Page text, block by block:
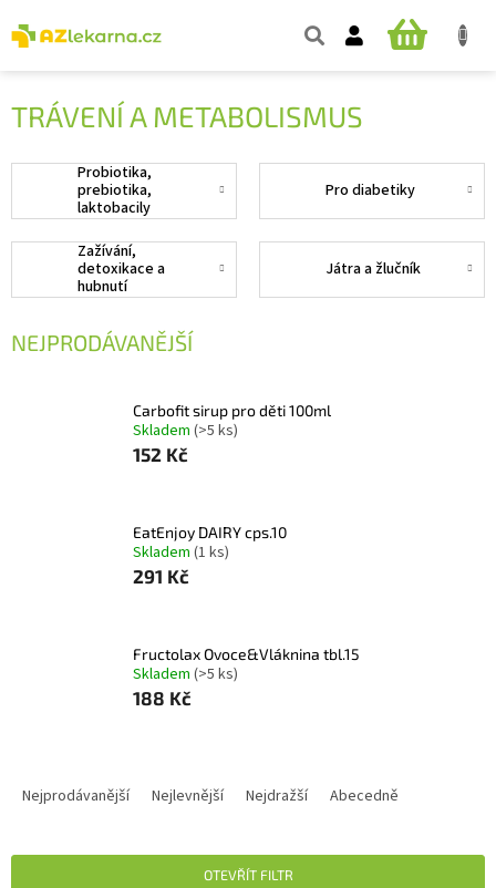
na
obsah
NÁKUPNÍ
TRÁVENÍ A METABOLISMUS
Probiotika,
prebiotika,
laktobacily
Pro diabetiky
Zažívání,
detoxikace a
hubnutí
Játra a žlučník
NEJPRODÁVANĚJŠÍ
Carbofit sirup pro děti 100ml
Skladem (>5 ks)
152 Kč
EatEnjoy DAIRY cps.10
Skladem (1 ks)
291 Kč
Fructolax Ovoce&Vláknina tbl.15
Skladem (>5 ks)
188 Kč
ANejprodávanější Nejlevnější Nejdražší Abecedně
OTEVŘÍT FILTR